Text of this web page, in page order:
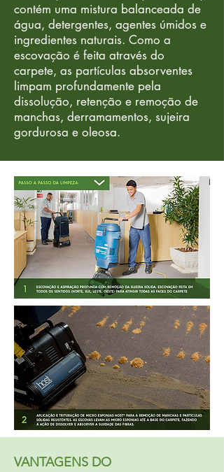
contém uma mistura balanceada de
água, detergentes, agentes úmidos e
ingredientes naturais. Como a
escovação é feita através do
carpete, as partículas absorventes
limpam profundamente pela
dissolução, retenção e remoção de
manchas, derramamentos, sujeira
gordurosa e oleosa.
VANTAGENS DO